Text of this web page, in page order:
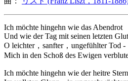
Ich möchte hingehn wie das Abendrot
Und wie der Tag mit seinen letzten
O leichter，sanfter，ungefühlter Tod -
Mich in den Schoß des Ewigen
Ich möchte hingehn wie der heitre Stern